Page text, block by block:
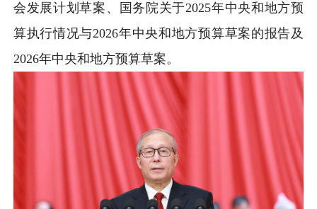
会发展计划草案、国务院关于2025年中央和地方预
算执行情况与2026年中央和地方预算草案的报告及
2026年中央和地方预算草案。